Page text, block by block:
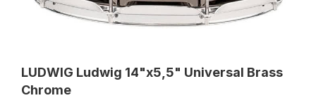
LUDWIG Ludwig 14"x5,5" Universal Brass
Chrome